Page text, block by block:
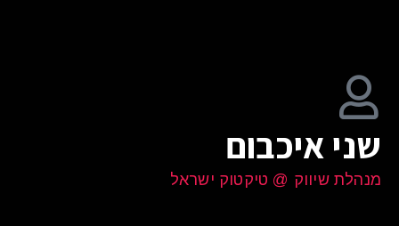
שני איכבום
מנהלת שיווק @ טיקטוק ישראל